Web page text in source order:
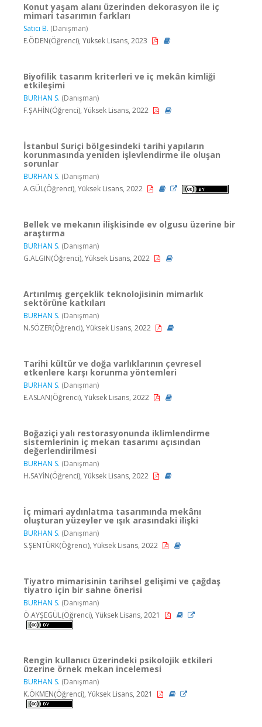
Konut yaşam alanı üzerinden dekorasyon ile iç
mimari tasarımın farkları
Satıcı B. (Danışman)
E.ÖDEN(Öğrenci), Yüksek Lisans, 2023
Biyofilik tasarım kriterleri ve iç mekân kimliği
etkileşimi
BURHAN S. (Danışman)
F.ŞAHİN(Öğrenci), Yüksek Lisans, 2022
İstanbul Suriçi bölgesindeki tarihi yapıların
korunmasında yeniden işlevlendirme ile oluşan
sorunlar
BURHAN S. (Danışman)
A.GÜL(Öğrenci), Yüksek Lisans, 2022
Bellek ve mekanın ilişkisinde ev olgusu üzerine bir
araştırma
BURHAN S. (Danışman)
G.ALGIN(Öğrenci), Yüksek Lisans, 2022
Artırılmış gerçeklik teknolojisinin mimarlık
sektörüne katkıları
BURHAN S. (Danışman)
N.SÖZER(Öğrenci), Yüksek Lisans, 2022
Tarihi kültür ve doğa varlıklarının çevresel
etkenlere karşı korunma yöntemleri
BURHAN S. (Danışman)
E.ASLAN(Öğrenci), Yüksek Lisans, 2022
Boğaziçi yalı restorasyonunda iklimlendirme
sistemlerinin iç mekan tasarımı açısından
değerlendirilmesi
BURHAN S. (Danışman)
H.SAYİN(Öğrenci), Yüksek Lisans, 2022
İç mimari aydınlatma tasarımında mekânı
oluşturan yüzeyler ve ışık arasındaki ilişki
BURHAN S. (Danışman)
S.ŞENTÜRK(Öğrenci), Yüksek Lisans, 2022
Tiyatro mimarisinin tarihsel gelişimi ve çağdaş
tiyatro için bir sahne önerisi
BURHAN S. (Danışman)
Ö.AYŞEGÜL(Öğrenci), Yüksek Lisans, 2021
Rengin kullanıcı üzerindeki psikolojik etkileri
üzerine örnek mekan incelemesi
BURHAN S. (Danışman)
K.ÖKMEN(Öğrenci), Yüksek Lisans, 2021